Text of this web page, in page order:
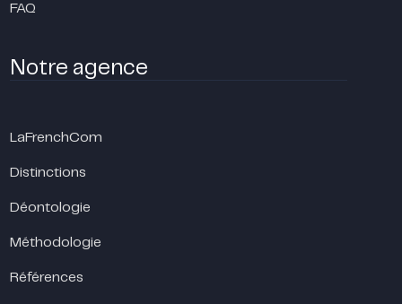
FAQ
Notre agence
LaFrenchCom
Distinctions
Déontologie
Méthodologie
Références